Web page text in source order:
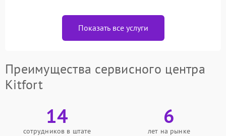
Показать все услуги
Преимущества сервисного центра
Kitfort
14
сотрудников в штате
6
лет на рынке